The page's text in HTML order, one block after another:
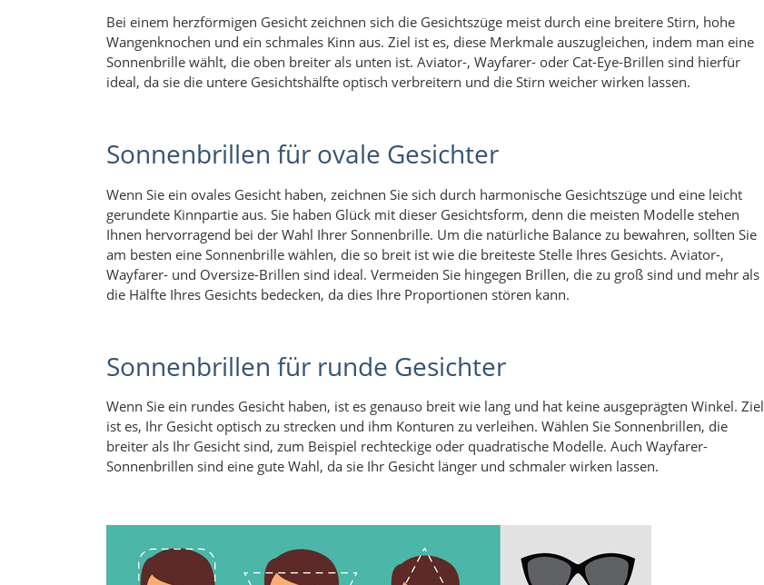
Bei einem herzförmigen Gesicht zeichnen sich die Gesichtszüge meist durch eine breitere Stirn, hohe
Wangenknochen und ein schmales Kinn aus. Ziel ist es, diese Merkmale auszugleichen, indem man eine
Sonnenbrille wählt, die oben breiter als unten ist. Aviator-, Wayfarer- oder Cat-Eye-Brillen sind hierfür
ideal, da sie die untere Gesichtshälfte optisch verbreitern und die Stirn weicher wirken lassen.
Sonnenbrillen für ovale Gesichter
Wenn Sie ein ovales Gesicht haben, zeichnen Sie sich durch harmonische Gesichtszüge und eine leicht
gerundete Kinnpartie aus. Sie haben Glück mit dieser Gesichtsform, denn die meisten Modelle stehen
Ihnen hervorragend bei der Wahl Ihrer Sonnenbrille. Um die natürliche Balance zu bewahren, sollten Sie
am besten eine Sonnenbrille wählen, die so breit ist wie die breiteste Stelle Ihres Gesichts. Aviator-,
Wayfarer- und Oversize-Brillen sind ideal. Vermeiden Sie hingegen Brillen, die zu groß sind und mehr als
die Hälfte Ihres Gesichts bedecken, da dies Ihre Proportionen stören kann.
Sonnenbrillen für runde Gesichter
Wenn Sie ein rundes Gesicht haben, ist es genauso breit wie lang und hat keine ausgeprägten Winkel. Ziel
ist es, Ihr Gesicht optisch zu strecken und ihm Konturen zu verleihen. Wählen Sie Sonnenbrillen, die
breiter als Ihr Gesicht sind, zum Beispiel rechteckige oder quadratische Modelle. Auch Wayfarer-
Sonnenbrillen sind eine gute Wahl, da sie Ihr Gesicht länger und schmaler wirken lassen.